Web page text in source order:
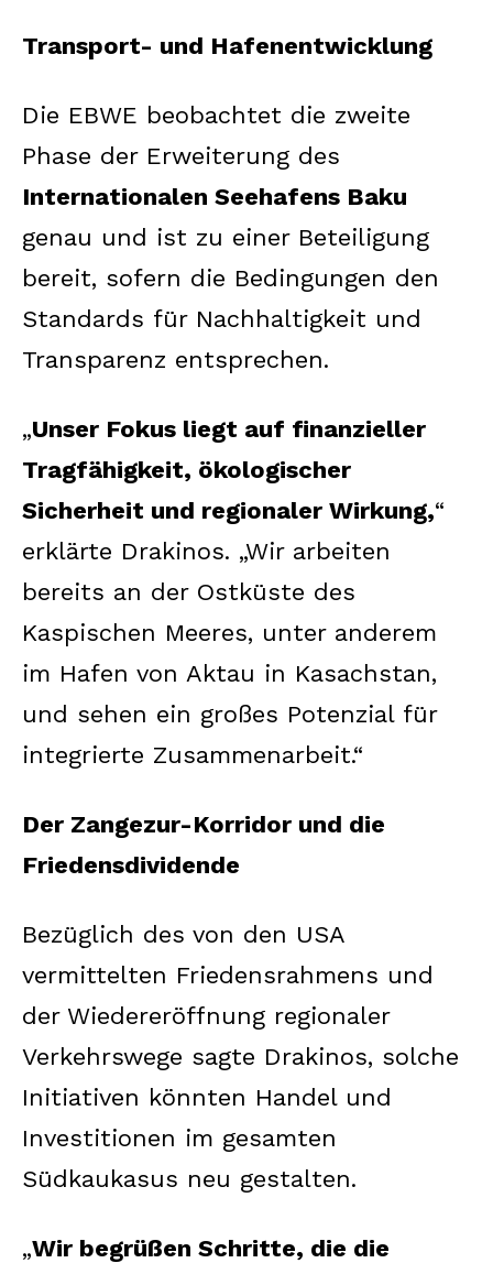
Transport- und Hafenentwicklung
Die EBWE beobachtet die zweite
Phase der Erweiterung des
Internationalen Seehafens Baku
genau und ist zu einer Beteiligung
bereit, sofern die Bedingungen den
Standards für Nachhaltigkeit und
Transparenz entsprechen.
„Unser Fokus liegt auf finanzieller
Tragfähigkeit, ökologischer
Sicherheit und regionaler Wirkung,“
erklärte Drakinos. „Wir arbeiten
bereits an der Ostküste des
Kaspischen Meeres, unter anderem
im Hafen von Aktau in Kasachstan,
und sehen ein großes Potenzial für
integrierte Zusammenarbeit.“
Der Zangezur-Korridor und die
Friedensdividende
Bezüglich des von den USA
vermittelten Friedensrahmens und
der Wiedereröffnung regionaler
Verkehrswege sagte Drakinos, solche
Initiativen könnten Handel und
Investitionen im gesamten
Südkaukasus neu gestalten.
„Wir begrüßen Schritte, die die